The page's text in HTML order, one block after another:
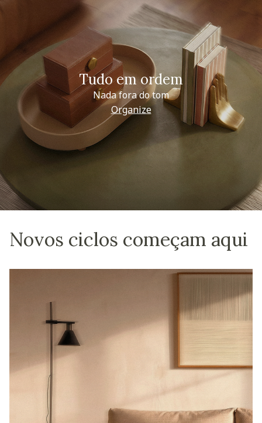
Tudo em ordem
Nada fora do tom
Organize
Novos ciclos começam aqui